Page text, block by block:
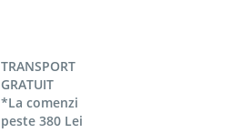
TRANSPORT
GRATUIT
*La comenzi
peste 380 Lei